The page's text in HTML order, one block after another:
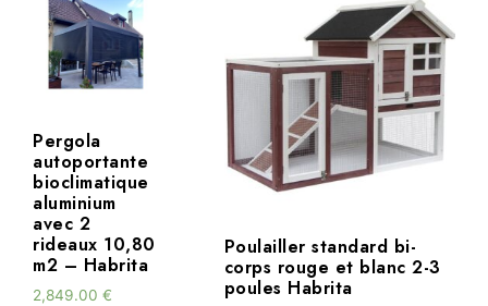
Pergola
autoportante
bioclimatique
aluminium
avec 2
rideaux 10,80
m2 – Habrita
2,849.00 €
Poulailler standard bi-
corps rouge et blanc 2-3
poules Habrita